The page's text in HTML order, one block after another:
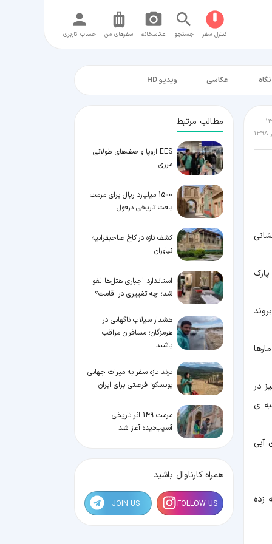
کنترل سفر جستجو عکاسخانه سفر‌های من حساب کاربری
عکاسی ویدیو HD
در
ی
آبی
زده
مطالب مرتبط
EES اروپا و صف‌های طولانی
مرزی
1500 میلیارد ریال برای مرمت
بافت تاریخی دزفول
کشف تازه در کاخ صاحبقرانیه
نیاوران
استاندارد اجباری هتل‌ها لغو
شد؛ چه تغییری در اقامت؟
هشدار سیلاب ناگهانی در
هرمزگان؛ مسافران مراقب
باشند
ترند تازه سفر به میراث جهانی
یونسکو؛ فرصتی برای ایران
مرمت 149 اثر تاریخی
آسیب‌دیده آغاز شد
همراه کارناوال باشید
FOLLOW US
JOIN US